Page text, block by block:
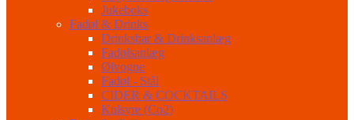
Jukeboks
Fadøl & Drinks
Drinksbar & Drinksanlæg
Fadølsanlæg
Ølvogne
Fadøl - Stål
CIDER & COCKTAILS
Kulsyre (Co2)